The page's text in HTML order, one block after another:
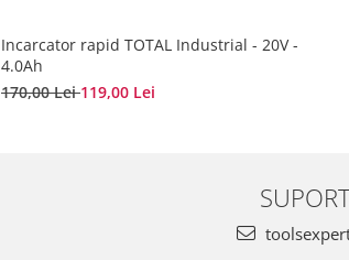
Incarcator rapid TOTAL Industrial - 20V -
4.0Ah
170,00 Lei119,00 Lei